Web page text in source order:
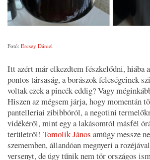
Fotó: Ercsey Dániel
Itt azért már elkezdtem fészkelődni, hiába
pontos társaság, a borászok feleségeinek
voltak ezek a pincék eddig? Vagy
Hiszen az mégsem járja, hogy momentán
pantelleriai zibibbóról, a negotini
vidékéről, mint egy a lakásomtól másfél
területről! Tomolik János amúgy messze
szememben, állandóan megnyeri a
versenyt, de úgy tűnik nem tör országos